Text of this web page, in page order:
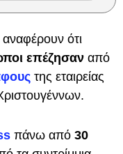
ότι
επέζησαν από
της εταιρείας
πάνω από 30